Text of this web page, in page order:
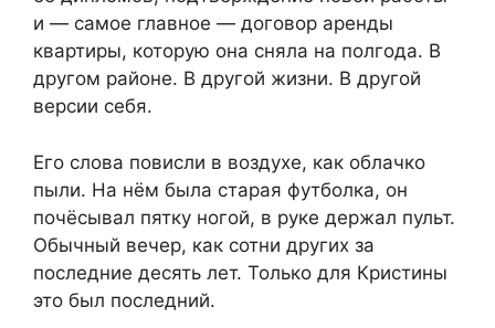
и — самое главное — договор аренды
квартиры, которую она сняла на полгода. В
другом районе. В другой жизни. В другой
версии себя.
Его слова повисли в воздухе, как облачко
пыли. На нём была старая футболка, он
почёсывал пятку ногой, в руке держал пульт.
Обычный вечер, как сотни других за
последние десять лет. Только для Кристины
это был последний.